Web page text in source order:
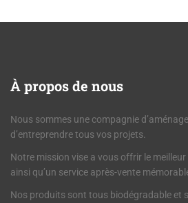
Àpropos de nous
Nous sommes une compagnie
d’entreprendre tous vos projets.
Notre mission vise a vous offrir le
ainsi qu’un service après-vente
Nos produits sont tous biodégradable et